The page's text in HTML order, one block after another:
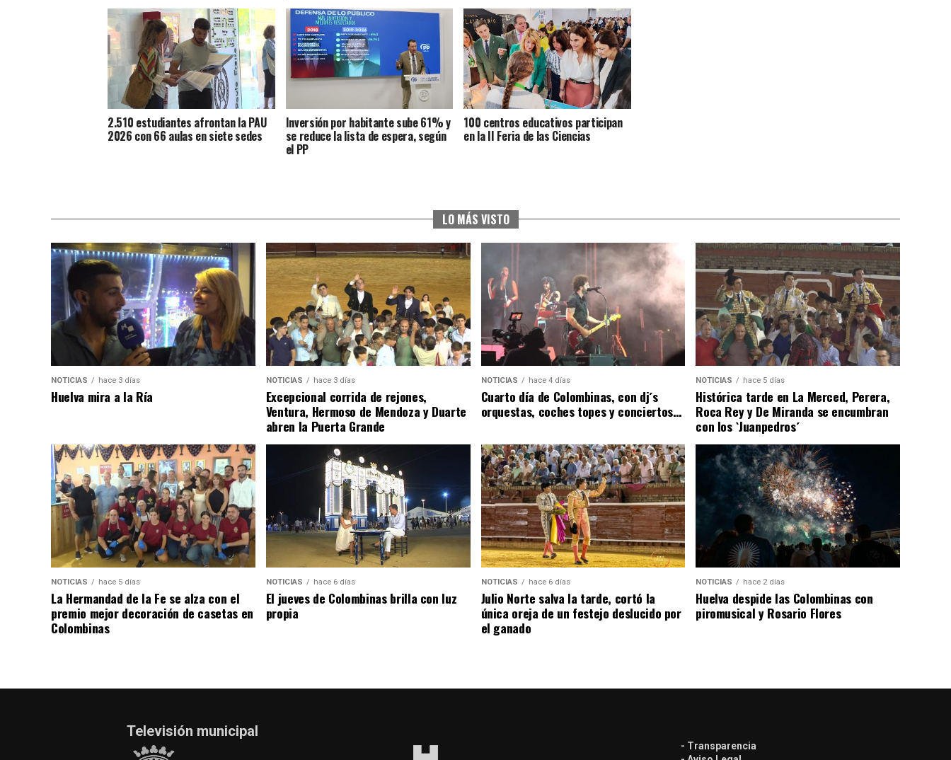
2.510 estudiantes afrontan la PAU
2026 con 66 aulas en siete sedes
Inversión por habitante sube 61% y
se reduce la lista de espera, según
el PP
100 centros educativos participan
en la II Feria de las Ciencias
LO MÁS VISTO
NOTICIAS hace 3 días
Huelva mira a la Ría
NOTICIAS hace 3 días
Excepcional corrida de rejones,
Ventura, Hermoso de Mendoza y Duarte
abren la Puerta Grande
NOTICIAS hace 4 días
Cuarto día de Colombinas, con dj´s
orquestas, coches topes y conciertos…
NOTICIAS hace 5 días
Histórica tarde en La Merced, Perera,
Roca Rey y De Miranda se encumbran
con los `Juanpedros´
NOTICIAS hace 5 días
La Hermandad de la Fe se alza con el
premio mejor decoración de casetas en
Colombinas
NOTICIAS hace 6 días
El jueves de Colombinas brilla con luz
propia
NOTICIAS hace 6 días
Julio Norte salva la tarde, cortó la
única oreja de un festejo deslucido por
el ganado
NOTICIAS hace 2 días
Huelva despide las Colombinas con
piromusical y Rosario Flores
Televisión municipal
- Transparencia